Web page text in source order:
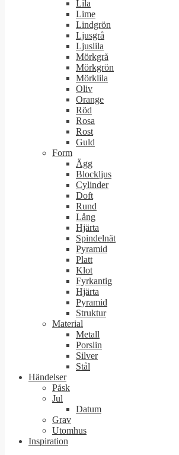
Lila
Lime
Lindgrön
Ljusgrå
Ljuslila
Mörkgrå
Mörkgrön
Mörklila
Oliv
Orange
Röd
Rosa
Rost
Guld
Form
Ägg
Blockljus
Cylinder
Doft
Rund
Lång
Hjärta
Spindelnät
Pyramid
Platt
Klot
Fyrkantig
Hjärta
Pyramid
Struktur
Material
Metall
Porslin
Silver
Stål
Händelser
Påsk
Jul
Datum
Grav
Utomhus
Inspiration